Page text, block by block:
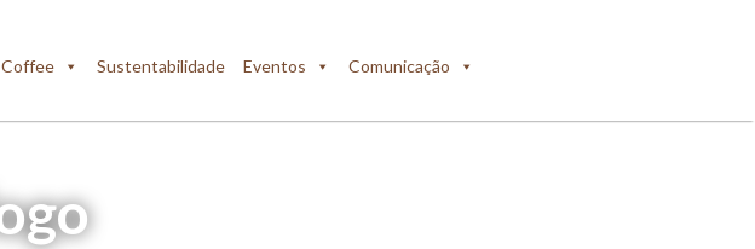
Sustentabilidade Eventos Comunicação